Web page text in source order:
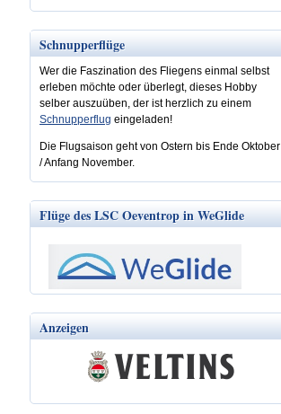
Schnupperflüge
Wer die Faszination des Fliegens einmal selbst
erleben möchte oder überlegt, dieses Hobby
selber auszuüben, der ist herzlich zu einem
Schnupperflug eingeladen!
Die Flugsaison geht von Ostern bis Ende Oktober
/ Anfang November.
Flüge des LSC Oeventrop in WeGlide
Anzeigen